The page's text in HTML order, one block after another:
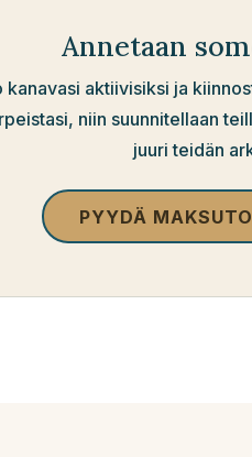
Annetaan
kanavasi aktiivisiksi ja
niin suunnitellaan
juuri teidän
PYYDÄ